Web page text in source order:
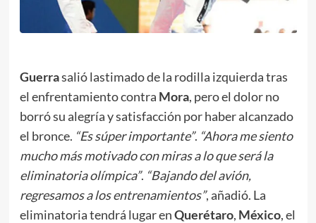
Guerrasalió lastimado de la rodilla izquierda tras
el enfrentamiento contra Mora, pero el dolor no
borró su alegría y satisfacción por haber alcanzado
el bronce. “Es súper importante”. “Ahora me siento
mucho más motivado con miras a lo que será la
eliminatoria olímpica”. “Bajando del avión,
regresamos a los entrenamientos”, añadió. La
eliminatoria tendrá lugar enQuerétaro, México, el